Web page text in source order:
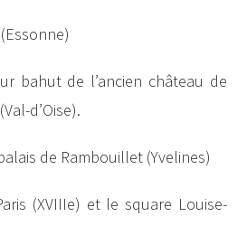
bahut de l’ancien château de
d’Oise).
de Rambouillet (Yvelines)
(XVIIIe) et le square Louise-